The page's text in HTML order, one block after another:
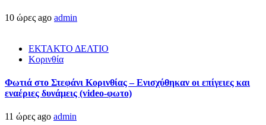
10 ώρες ago admin
ΕΚΤΑΚΤΟ ΔΕΛΤΙΟ
Κορινθία
Φωτιά στο Στεφάνι Κορινθίας – Ενισχύθηκαν οι επίγειες και
εναέριες δυνάμεις (video-φωτο)
11 ώρες ago admin